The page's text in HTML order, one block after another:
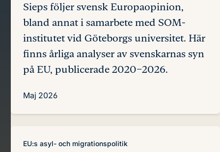
Sieps följer svensk Europaopinion,
bland annat i samarbete med SOM-
institutet vid Göteborgs universitet. Här
finns årliga analyser av svenskarnas syn
på EU, publicerade 2020–2026.
Maj 2026
EU:s asyl- och migrationspolitik